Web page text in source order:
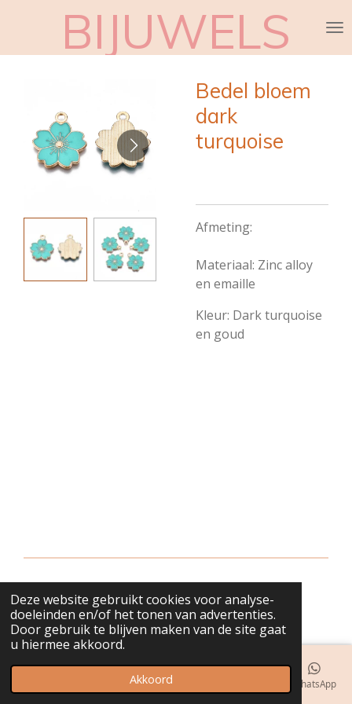
Deze website gebruikt cookies voor analyse-
doeleinden en/of het tonen van advertenties.
Door gebruik te blijven maken van de site gaat
u hiermee akkoord.
Akkoord
naar
BIJUWELS
Bedel bloem
dark
turquoise
Afmeting:
Materiaal: Zinc alloy
en emaille
Kleur: Dark turquoise
en goud
© 2018 - 2026 bijuwels
Telefoonnummer WhatsApp